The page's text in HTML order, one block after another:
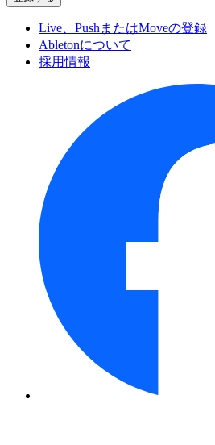
Live、PushまたはMoveの登録
Abletonについて
採用情報